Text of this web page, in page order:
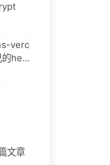
verc
hexo
文章